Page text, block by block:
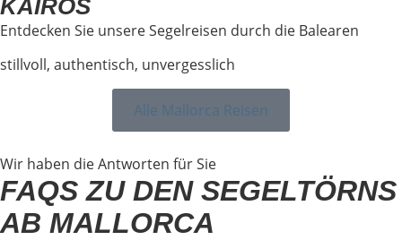
KAIRÓS
Entdecken Sie unsere Segelreisen durch die Balearen
stillvoll, authentisch, unvergesslich
Alle Mallorca Reisen
Wir haben die Antworten für Sie
FAQS ZU DEN SEGELTÖRNS
AB MALLORCA